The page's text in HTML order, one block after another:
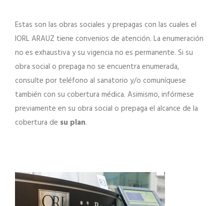
Estas son las obras sociales y prepagas con las cuales el
IORL ARAUZ tiene convenios de atención. La enumeración
no es exhaustiva y su vigencia no es permanente. Si su
obra social o prepaga no se encuentra enumerada,
consulte por teléfono al sanatorio y/o comuníquese
también con su cobertura médica. Asimismo, infórmese
previamente en su obra social o prepaga el alcance de la
cobertura de su plan.